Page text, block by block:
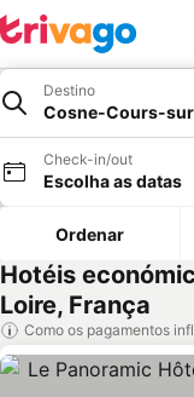
Destino
Cosne-Cours-
Check-in/out
Escolha as datas
Ordenar
Hotéis
Loire, França
Como os pagamentos